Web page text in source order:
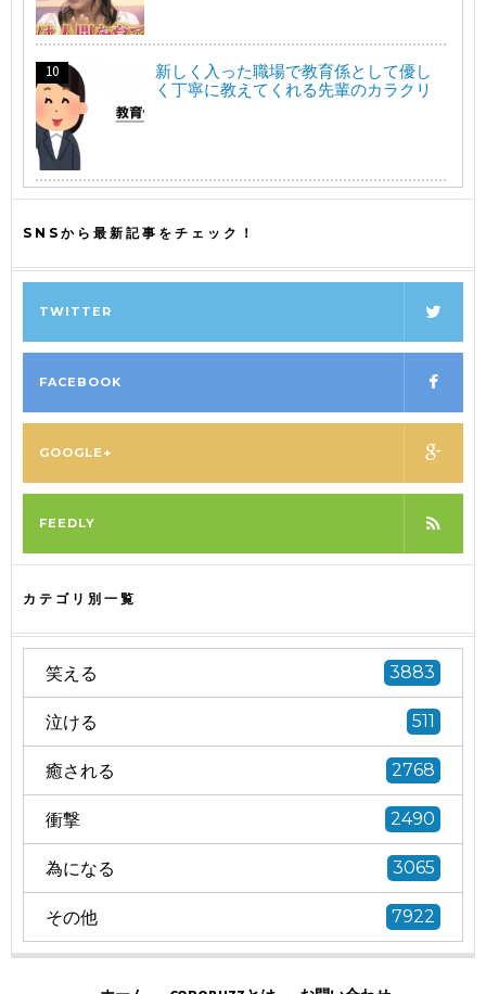
新しく入った職場で教育係として優し
く丁寧に教えてくれる先輩のカラクリ
SNSから最新記事をチェック！
TWITTER
FACEBOOK
GOOGLE+
FEEDLY
カテゴリ別一覧
笑える 3883
泣ける 511
癒される 2768
衝撃 2490
為になる 3065
その他 7922